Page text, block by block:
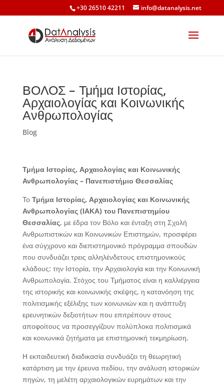
+30 26510 42211 info@datanalysis.net
ΒΟΛΟΣ – Τμήμα Ιστορίας,
Αρχαιολογίας και Κοινωνικής
Ανθρωπολογίας
Blog
Τμήμα Ιστορίας, Αρχαιολογίας και Κοινωνικής
Ανθρωπολογίας – Πανεπιστήμιο Θεσσαλίας
Το Τμήμα Ιστορίας, Αρχαιολογίας και Κοινωνικής
Ανθρωπολογίας (ΙΑΚΑ) του Πανεπιστημίου
Θεσσαλίας, με έδρα τον Βόλο και ένταξη στη Σχολή
Ανθρωπιστικών και Κοινωνικών Επιστημών, προσφέρει
ένα σύγχρονο και διεπιστημονικό πρόγραμμα σπουδών
που συνδυάζει τρεις αλληλένδετους επιστημονικούς
κλάδους: την Ιστορία, την Αρχαιολογία και την Κοινωνική
Ανθρωπολογία. Στόχος του Τμήματος είναι η καλλιέργεια
της ιστορικής και κοινωνικής σκέψης, η κατανόηση της
πολιτισμικής εξέλιξης των κοινωνιών και η ανάπτυξη
ερευνητικών δεξιοτήτων που επιτρέπουν στους
αποφοίτους να προσεγγίζουν πολύπλοκα πολιτισμικά
και κοινωνικά ζητήματα με επιστημονική τεκμηρίωση.
Η εκπαιδευτική διαδικασία συνδυάζει τη θεωρητική
κατάρτιση με την έρευνα πεδίου, την ανάλυση ιστορικών
πηγών, τη μελέτη αρχαιολογικών ευρημάτων και την